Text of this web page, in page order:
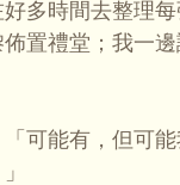
多時間去整理
置禮堂；我一
可能有，但可